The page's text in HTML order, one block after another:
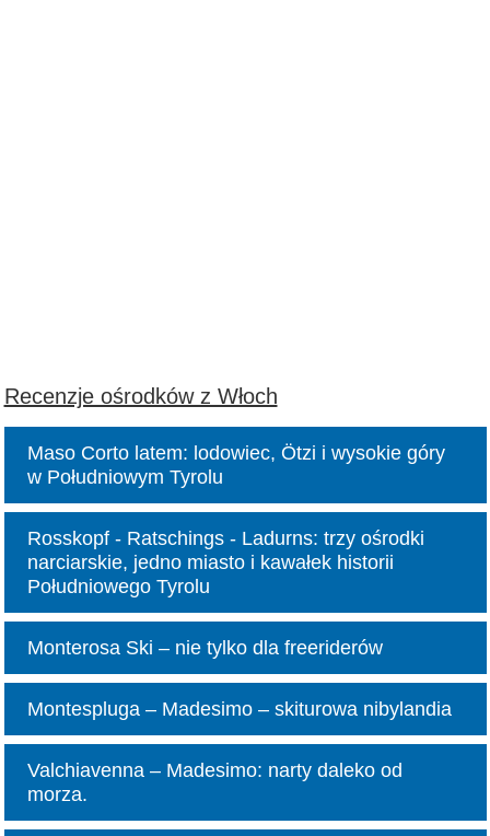
Recenzje ośrodków z Włoch
Maso Corto latem: lodowiec, Ötzi i wysokie góry
w Południowym Tyrolu
Rosskopf - Ratschings - Ladurns: trzy ośrodki
narciarskie, jedno miasto i kawałek historii
Południowego Tyrolu
Monterosa Ski – nie tylko dla freeriderów
Montespluga – Madesimo – skiturowa nibylandia
Valchiavenna – Madesimo: narty daleko od
morza.